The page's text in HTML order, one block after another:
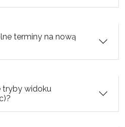
terminy na nową
tryby widoku